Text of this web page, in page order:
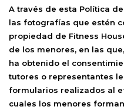
A través de esta Política
las fotografías que estén
propiedad de Fitness
de los menores, en las
ha obtenido el
tutores o representantes
formularios realizados al
cuales los menores